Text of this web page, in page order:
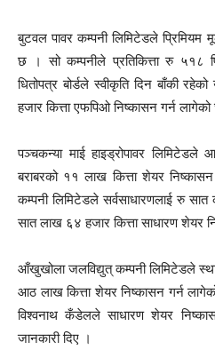
बुटवल पावर कम्पनी लिमिटेडले प्रिमियम
छ । सो कम्पनीले प्रतिकित्ता रु ५१८
धितोपत्र बोर्डले स्वीकृति दिन बाँकी
हजार कित्ता एफपिओ निष्कासन गर्न
पञ्चकन्या माई हाइड्रोपावर
बराबरको ११ लाख कित्ता शेयर
कम्पनी लिमिटेडले सर्वसाधारणलाई रु
सात लाख ६४ हजार कित्ता साधारण शेयर
आँखुखोला जलविद्युत् कम्पनी लिमिटेडले
आठ लाख कित्ता शेयर निष्कासन गर्न
विश्वनाथ कँडेलले साधारण शेयर
जानकारी दिए ।